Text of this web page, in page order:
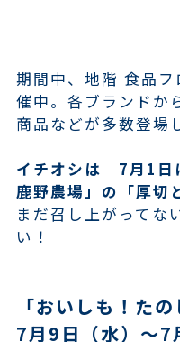
期間中、地階 食品
催中。各ブランドか
商品などが多数登場
イチオシは 7月1日
鹿野農場」の「厚切
まだ召し上がってな
い！
「おいしも！た
7月9日（水）～7